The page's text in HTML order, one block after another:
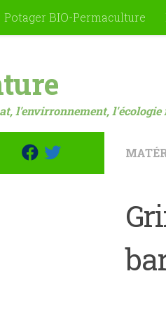
Potager BIO-Permaculture
l'envirronnement, l'écologie